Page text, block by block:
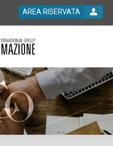
AREA RISERVATA